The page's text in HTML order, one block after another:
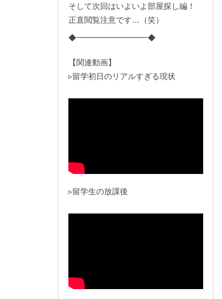
そして次回はいよいよ部屋探し編！
正直閲覧注意です…（笑）
◆━━━━━━━━━◆
【関連動画】
▹留学初日のリアルすぎる現状
▹留学生の放課後